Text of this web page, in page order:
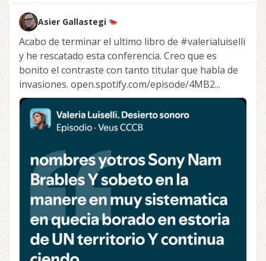
Asier Gallastegi
Acabo de terminar el ultimo libro de #valerialuiselli
y he rescatado esta conferencia. Creo que es
bonito el contraste con tanto titular que habla de
invasiones. open.spotify.com/episode/4MB2...